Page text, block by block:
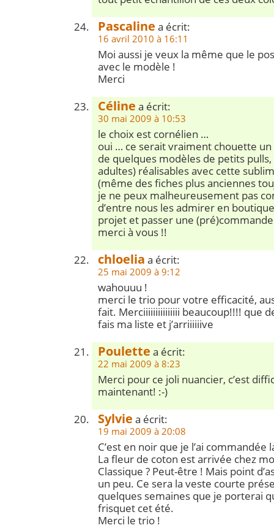
Pascaline a écrit:
16 avril 2010 à 16:11
Moi aussi je veux la même que le
avec le modèle !
Merci
Céline a écrit:
30 mai 2009 à 10:53
le choix est cornélien …
oui … ce serait vraiment chouette
de quelques modèles de petits
adultes) réalisables avec cette
(même des fiches plus anciennes
je ne peux malheureusement pas
d’entre nous les admirer en
projet et passer une
merci à vous !!
chloelia a écrit:
25 mai 2009 à 9:12
wahouuu !
merci le trio pour votre efficacité,
fait. Merciiiiiiiiiiiiiii beaucoup!!!! que
fais ma liste et j’arriiiiiive
Poulette a écrit:
22 mai 2009 à 8:23
Merci pour ce joli nuancier, c’est
maintenant! :-)
Sylvie a écrit:
19 mai 2009 à 20:08
C’est en noir que je l’ai commandée
La fleur de coton est arrivée chez
Classique ? Peut-être ! Mais point
un peu. Ce sera la veste courte
quelques semaines que je porterai
frisquet cet été.
Merci le trio !